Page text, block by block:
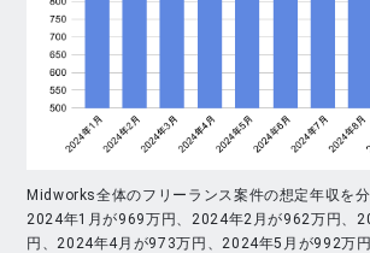
Midworks全体のフリーランス案件の想定年収を分
2024年1月が969万円、2024年2月が962万円、
円、2024年4月が973万円、2024年5月が992万